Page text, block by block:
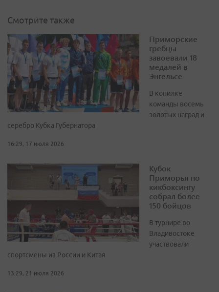
Смотрите также
Приморские
гребцы
завоевали 18
медалей в
Энгельсе
В копилке
команды восемь
золотых наград и
серебро Кубка Губернатора
16:29, 17 июля 2026
Кубок
Приморья по
кикбоксингу
собрал более
150 бойцов
В турнире во
Владивостоке
участвовали
спортсмены из России и Китая
13:29, 21 июля 2026